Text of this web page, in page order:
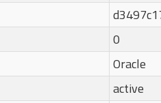
0
Oracle
active